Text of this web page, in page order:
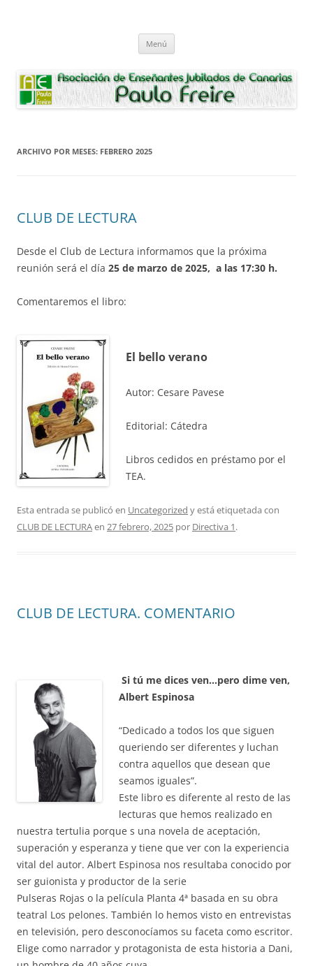
Paulo Freire
Menú
ARCHIVO POR MESES: FEBRERO 2025
CLUB DE LECTURA
Desde el Club de Lectura informamos que la próxima
reunión será el día 25 de marzo de 2025, a las 17:30 h.
Comentaremos el libro:
El bello verano
Autor: Cesare Pavese
Editorial: Cátedra
Libros cedidos en préstamo por el
TEA.
Esta entrada se publicó en Uncategorized y está etiquetada con
CLUB DE LECTURAen 27 febrero, 2025 por Directiva 1.
CLUB DE LECTURA. COMENTARIO
Si tú me dices ven…pero dime ven,
Albert Espinosa
“Dedicado a todos los que siguen
queriendo ser diferentes y luchan
contra aquellos que desean que
seamos iguales”.
Este libro es diferente al resto de las
lecturas que hemos realizado en
nuestra tertulia porque s una novela de aceptación,
superación y esperanza y tiene que ver con la experiencia
vital del autor. Albert Espinosa nos resultaba conocido por
ser guionista y productor de la serie
Pulseras Rojas o la película Planta 4ª basada en su obra
teatral Los pelones. También lo hemos visto en entrevistas
en televisión, pero desconocíamos su faceta como escritor.
Elige como narrador y protagonista de esta historia a Dani,